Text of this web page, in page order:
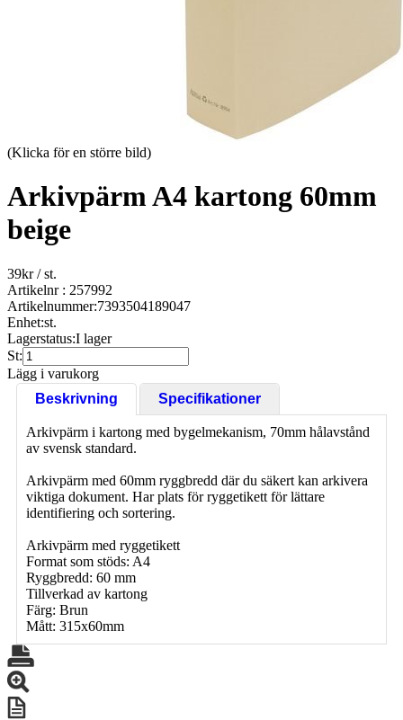
(Klicka för en större bild)
Arkivpärm A4 kartong 60mm
beige
39kr/ st.
Artikelnr : 257992
Artikelnummer:7393504189047
Enhet:st.
Lagerstatus:I lager
St:
Lägg i varukorg
Beskrivning
Specifikationer
Arkivpärm i kartong med bygelmekanism, 70mm hålavstånd
av svensk standard.
Arkivpärm med 60mm ryggbredd där du säkert kan arkivera
viktiga dokument. Har plats för ryggetikett för lättare
identifiering och sortering.
Arkivpärm med ryggetikett
Format som stöds: A4
Ryggbredd: 60 mm
Tillverkad av kartong
Färg: Brun
Mått: 315x60mm